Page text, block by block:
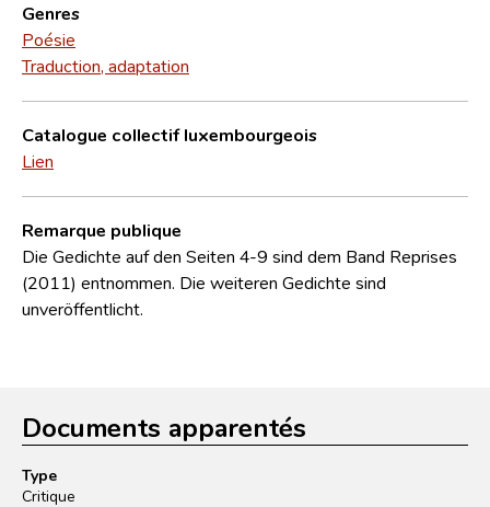
Genres
Poésie
Traduction, adaptation
Catalogue collectif luxembourgeois
Lien
Remarque publique
Die Gedichte auf den Seiten 4-9 sind dem Band Reprises
(2011) entnommen. Die weiteren Gedichte sind
unveröffentlicht.
Documents apparentés
Type
Critique